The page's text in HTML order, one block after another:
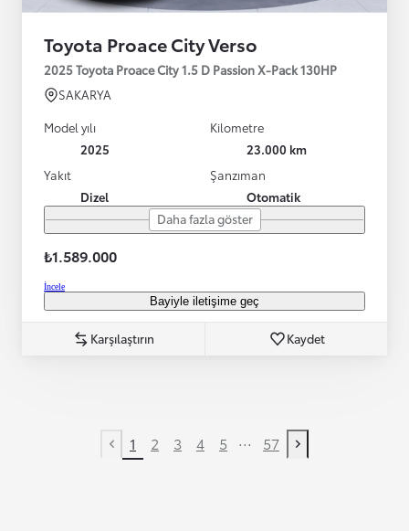
Toyota Proace City Verso
2025 Toyota Proace City 1.5 D Passion X-Pack 130HP
SAKARYA
Model yılı
2025
Kilometre
23.000 km
Yakıt
Dizel
Şanzıman
Otomatik
Daha fazla göster
₺1.589.000
İncele
Bayiyle iletişime geç
Karşılaştırın Kaydet
Previous page
1 2 3 4 5 ... 57
Next page